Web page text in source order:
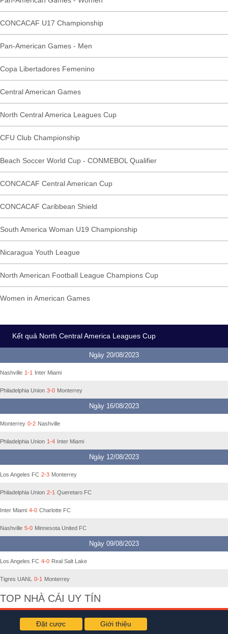
CONCACAF U17 Championship
Pan-American Games - Men
Copa Libertadores Femenino
Central American Games
North Central America Leagues Cup
CFU Club Championship
Beach Soccer World Cup - CONMEBOL Qualifier
CONCACAF Central American Cup
CONCACAF Caribbean Shield
South America Woman U19 Championship
Nicaragua Youth League
North American Football League Champions Cup
Women in American Games
Kết quả North Central America Leagues Cup
Ngày 20/08/2023
Nashville 1-1 Inter Miami
Philadelphia Union 3-0 Monterrey
Ngày 16/08/2023
Monterrey 0-2 Nashville
Philadelphia Union 1-4 Inter Miami
Ngày 12/08/2023
Los Angeles FC 2-3 Monterrey
Philadelphia Union 2-1 Queretaro FC
Inter Miami 4-0 Charlotte FC
Nashville 5-0 Minnesota United FC
Ngày 09/08/2023
Los Angeles FC 4-0 Real Salt Lake
Tigres UANL 0-1 Monterrey
TOP NHÀ CÁI UY TÍN
Đặt cược Giới thiệu